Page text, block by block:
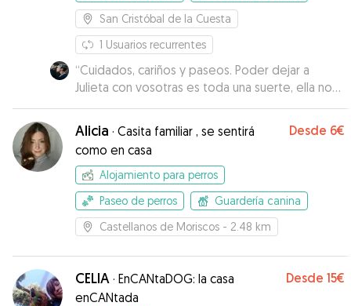
San Cristóbal de la Cuesta
1 Usuarios recurrentes
“Cuidados, cariños y paseos. Poder dejar a
Julieta con vosotras es toda una suerte, ella no
se queda con cualquiera, jajaja. Gracias Bai y
Sara.
Alicia · Casita familiar , se sentirá
como en casa
Desde 6€
Alojamiento para perros
Paseo de perros
Guardería canina
Castellanos de Moriscos - 2.48 km
CELIA · EnCANtaDOG: la casa
enCANtada
Desde 15€